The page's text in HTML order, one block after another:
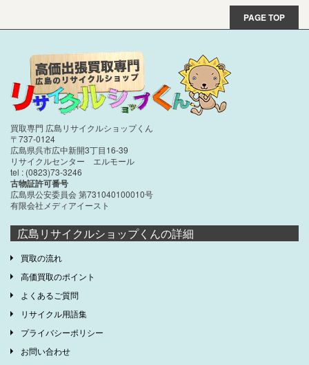
PAGE TOP
買取専門 広島リサイクルショップくん
〒737-0124
広島県呉市広中新開3丁目16-39
リサイクルセンター エルモール
tel : (0823)73-3246
古物証許可番号
広島県公安委員会 第731040100010号
有限会社メディアイースト
広島リサイクルショップくんの詳細
買取の流れ
高価買取のポイント
よくあるご質問
リサイクル用語集
プライバシーポリシー
お問い合わせ